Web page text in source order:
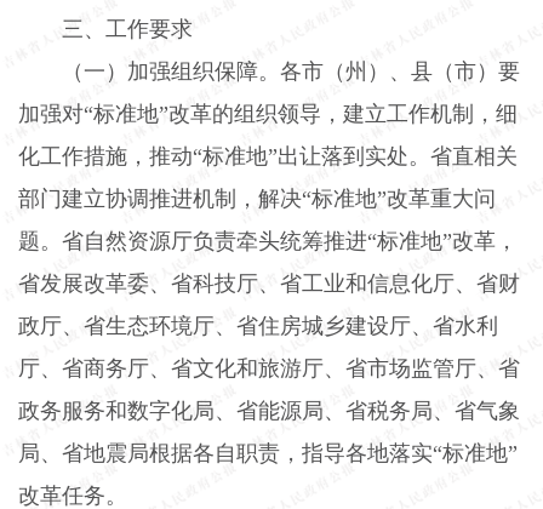
三、工作要求
（一）加强组织保障。 各市（州）、县（市）要
加强对“标准地”改革的组织领导，建立工作机制，细
化工作措施，推动“标准地”出让落到实处。省直相关
部门建立协调推进机制，解决“标准地”改革重大问
题。省自然资源厅负责牵头统筹推进“标准地”改革，
省发展改革委、省科技厅、省工业和信息化厅、省财
政厅、省生态环境厅、省住房城乡建设厅、省水利
厅、省商务厅、省文化和旅游厅、省市场监管厅、省
政务服务和数字化局、省能源局、省税务局、省气象
局、省地震局根据各自职责，指导各地落实“标准地”
改革任务。